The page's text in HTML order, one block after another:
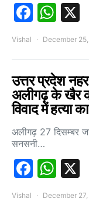
Vishal December
उत्तर प्रदेश
अलीगढ़ के खैर
विवाद में हत्या
अलीगढ़ 27 दिसम्बर
सनसनी…
Vishal December